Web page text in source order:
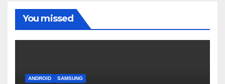
You missed
ANDROID SAMSUNG